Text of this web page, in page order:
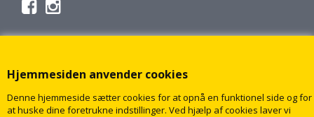
Hjemmesiden anvender cookies
Denne hjemmeside sætter cookies for at opnå en funktionel side og for
at huske dine foretrukne indstillinger. Ved hjælp af cookies laver vi